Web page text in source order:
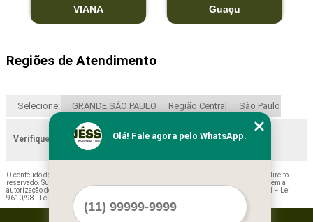
VIANA
Guaçu
Regiões de Atendimento
Selecione: GRANDE SÃO PAULO Região Central São Paulo
Verifique as regiões que atendemos
O conteúdo do texto "
" é de direito
reservado. Sua reprodução, parcial ou total, mesmo citando nossos links, é proibida sem a
autorização do autor. Crime de violação de direito autoral – artigo 184 do Código Penal –
Lei
9610/98 - Lei de direitos autorais
Olá! Fale agora pelo WhatsApp.